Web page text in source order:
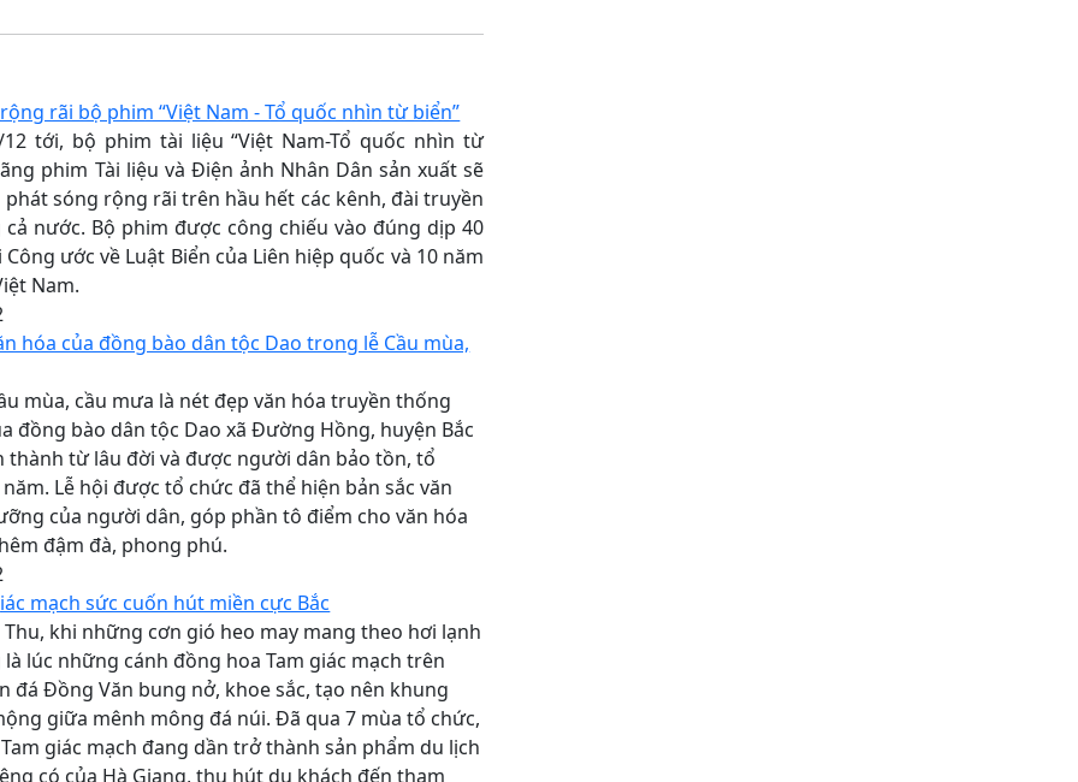
rãi bộ phim “Việt Nam - Tổ quốc nhìn từ biển”
tới, bộ phim tài liệu “Việt Nam-Tổ quốc nhìn từ
phim Tài liệu và Điện ảnh Nhân Dân sản xuất sẽ
sóng rộng rãi trên hầu hết các kênh, đài truyền
nước. Bộ phim được công chiếu vào đúng dịp 40
ước về Luật Biển của Liên hiệp quốc và 10 năm
Nam.
hóa của đồng bào dân tộc Dao trong lễ Cầu mùa,
mùa, cầu mưa là nét đẹp văn hóa truyền thống
đồng bào dân tộc Dao xã Đường Hồng, huyện Bắc
thành từ lâu đời và được người dân bảo tồn, tổ
Lễ hội được tổ chức đã thể hiện bản sắc văn
của người dân, góp phần tô điểm cho văn hóa
đậm đà, phong phú.
mạch sức cuốn hút miền cực Bắc
Thu, khi những cơn gió heo may mang theo hơi lạnh
là lúc những cánh đồng hoa Tam giác mạch trên
đá Đồng Văn bung nở, khoe sắc, tạo nên khung
giữa mênh mông đá núi. Đã qua 7 mùa tổ chức,
giác mạch đang dần trở thành sản phẩm du lịch
có của Hà Giang, thu hút du khách đến tham